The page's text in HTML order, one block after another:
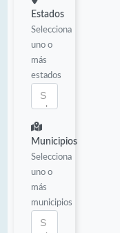
Estados
Selecciona
uno o
más
estados
Municipios
Selecciona
uno o
más
municipios